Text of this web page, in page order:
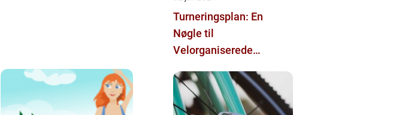
Turneringsplan: En
Nøgle til
Velorganiserede